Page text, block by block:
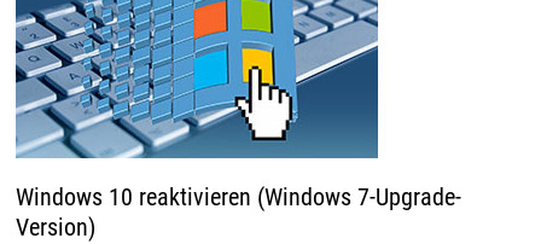
Windows 10 reaktivieren (Windows 7-Upgrade-
Version)